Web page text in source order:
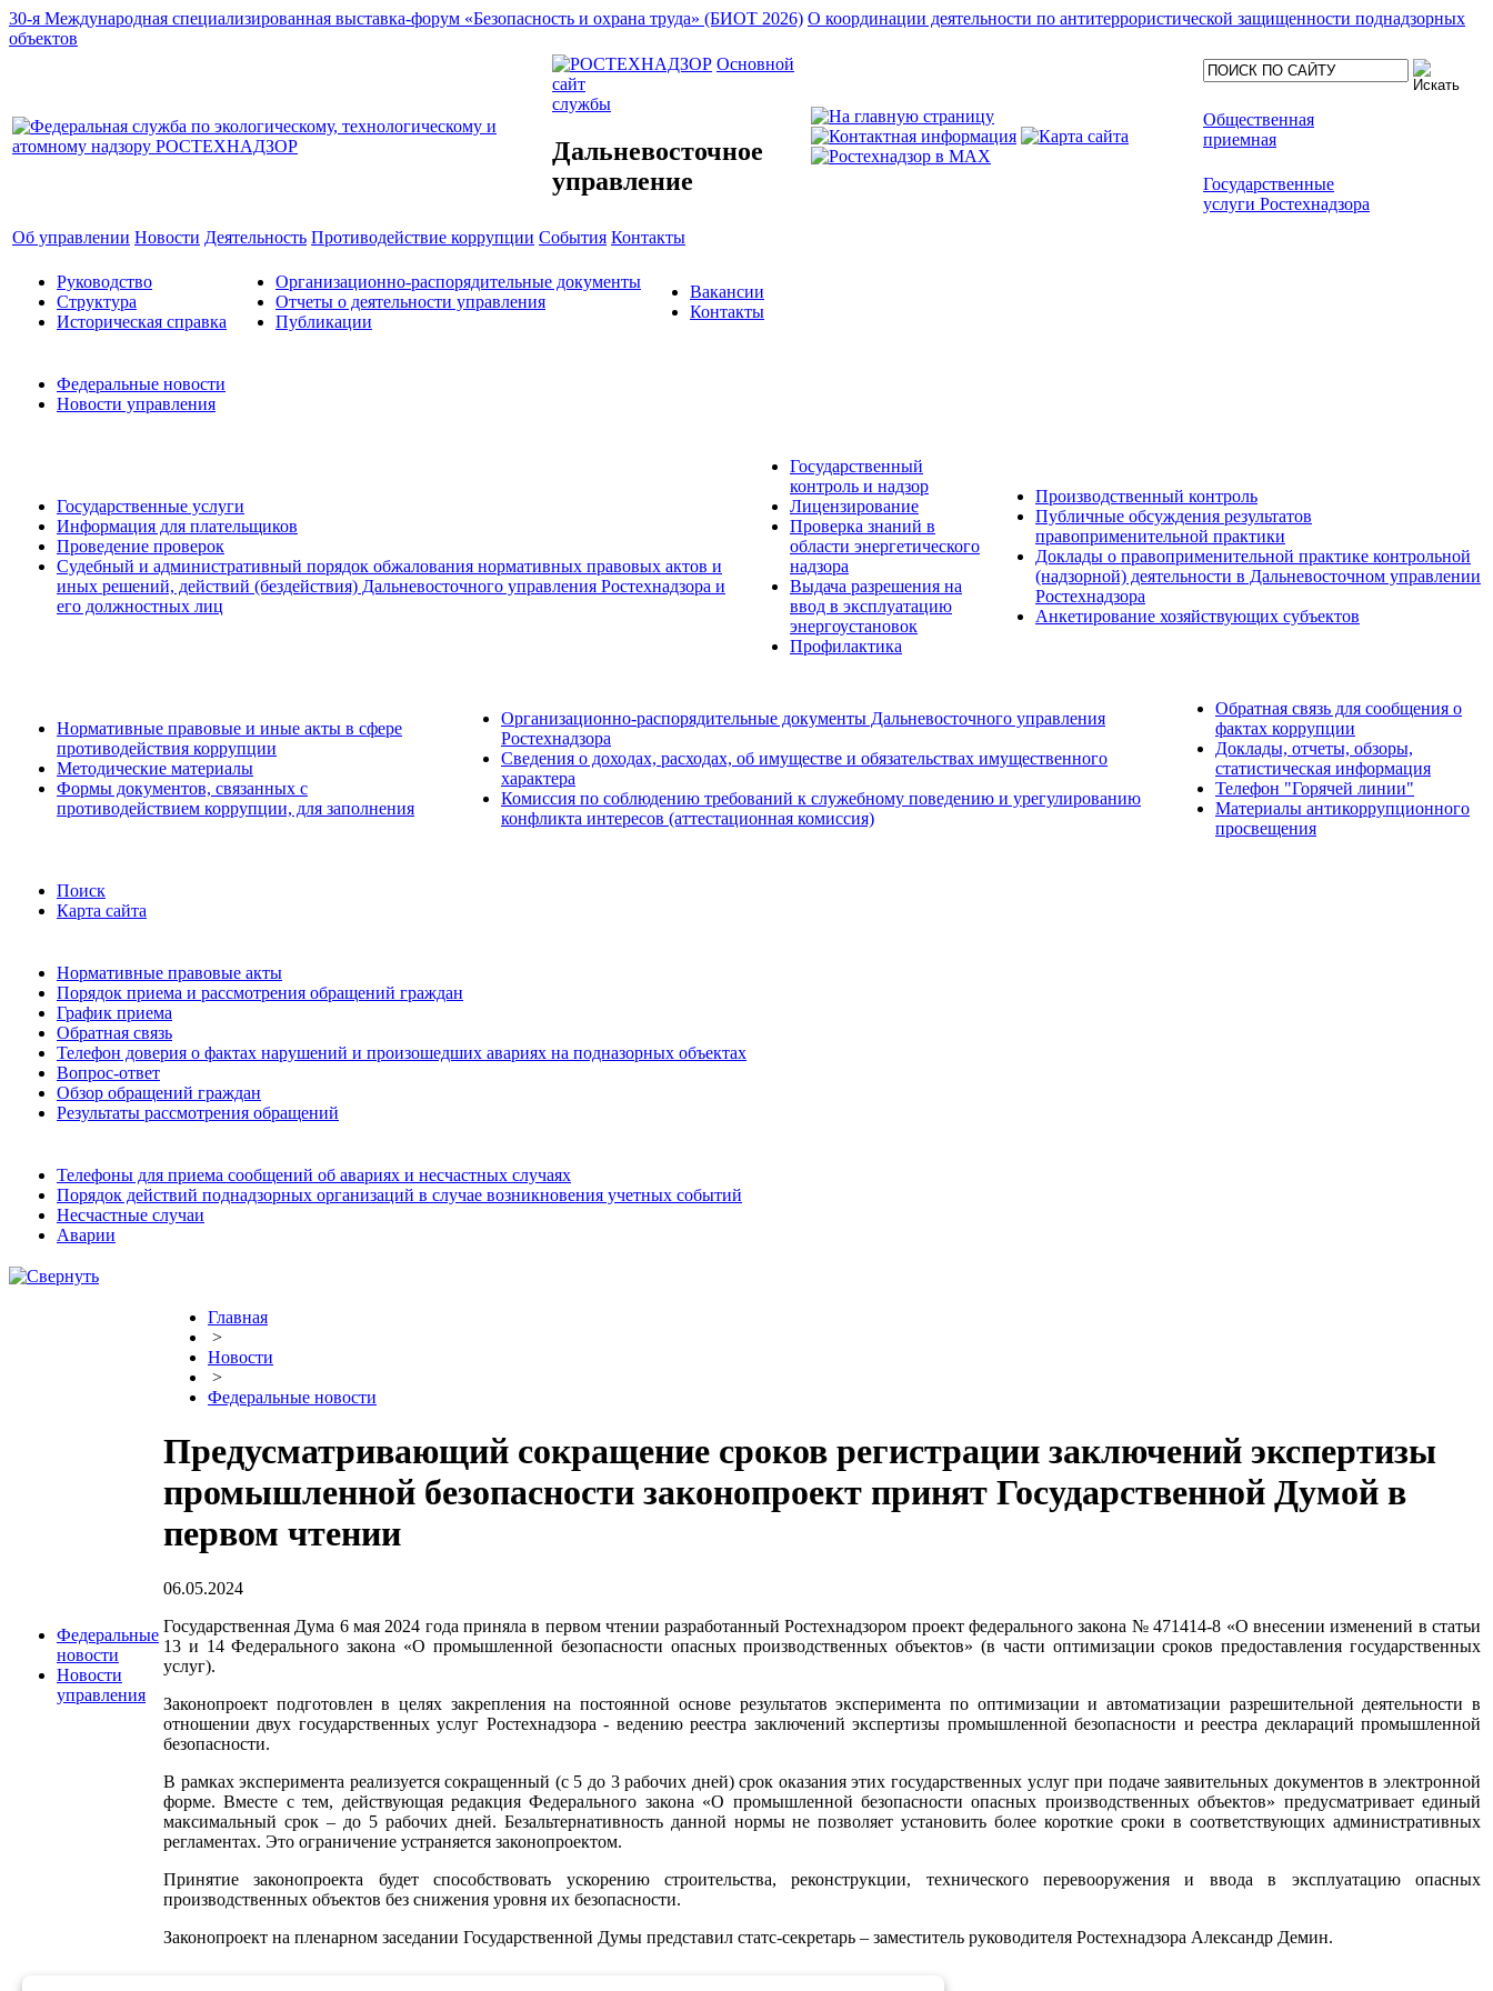
30-я Международная специализированная выставка-форум «Безопасность и охрана труда» (БИОТ 2026) О координации деятельности по антитеррористической защищенности поднадзорных
объектов
Основной
сайт
службы
Дальневосточное
управление
Общественная
приемная
Государственные
услуги Ростехнадзора
Об управлении Новости Деятельность Противодействие коррупции События Контакты
Руководство
Структура
Историческая справка
Организационно-распорядительные документы
Отчеты о деятельности управления
Публикации
Вакансии
Контакты
Федеральные новости
Новости управления
Государственные услуги
Информация для плательщиков
Проведение проверок
Судебный и административный порядок обжалования нормативных правовых актов и
иных решений, действий (бездействия) Дальневосточного управления Ростехнадзора и
его должностных лиц
Государственный
контроль и надзор
Лицензирование
Проверка знаний в
области энергетического
надзора
Выдача разрешения на
ввод в эксплуатацию
энергоустановок
Профилактика
Производственный контроль
Публичные обсуждения результатов
правоприменительной практики
Доклады о правоприменительной практике контрольной
(надзорной) деятельности в Дальневосточном управлении
Ростехнадзора
Анкетирование хозяйствующих субъектов
Нормативные правовые и иные акты в сфере
противодействия коррупции
Методические материалы
Формы документов, связанных с
противодействием коррупции, для заполнения
Организационно-распорядительные документы Дальневосточного управления
Ростехнадзора
Сведения о доходах, расходах, об имуществе и обязательствах имущественного
характера
Комиссия по соблюдению требований к служебному поведению и урегулированию
конфликта интересов (аттестационная комиссия)
Обратная связь для сообщения о
фактах коррупции
Доклады, отчеты, обзоры,
статистическая информация
Телефон "Горячей линии"
Материалы антикоррупционного
просвещения
Поиск
Карта сайта
Нормативные правовые акты
Порядок приема и рассмотрения обращений граждан
График приема
Обратная связь
Телефон доверия о фактах нарушений и произошедших авариях на подназорных объектах
Вопрос-ответ
Обзор обращений граждан
Результаты рассмотрения обращений
Телефоны для приема сообщений об авариях и несчастных случаях
Порядок действий поднадзорных организаций в случае возникновения учетных событий
Несчастные случаи
Аварии
Федеральные
новости
Новости
управления
Главная
>
Новости
>
Федеральные новости
Предусматривающий сокращение сроков регистрации заключений экспертизы
промышленной безопасности законопроект принят Государственной Думой в
первом чтении
06.05.2024
Государственная Дума 6 мая 2024 года приняла в первом чтении разработанный Ростехнадзором проект федерального закона № 471414-8 «О внесении изменений в статьи
13 и 14 Федерального закона «О промышленной безопасности опасных производственных объектов» (в части оптимизации сроков предоставления государственных
услуг).
Законопроект подготовлен в целях закрепления на постоянной основе результатов эксперимента по оптимизации и автоматизации разрешительной деятельности в
отношении двух государственных услуг Ростехнадзора - ведению реестра заключений экспертизы промышленной безопасности и реестра деклараций промышленной
безопасности.
В рамках эксперимента реализуется сокращенный (с 5 до 3 рабочих дней) срок оказания этих государственных услуг при подаче заявительных документов в электронной
форме. Вместе с тем, действующая редакция Федерального закона «О промышленной безопасности опасных производственных объектов» предусматривает единый
максимальный срок – до 5 рабочих дней. Безальтернативность данной нормы не позволяет установить более короткие сроки в соответствующих административных
регламентах. Это ограничение устраняется законопроектом.
Принятие законопроекта будет способствовать ускорению строительства, реконструкции, технического перевооружения и ввода в эксплуатацию опасных
производственных объектов без снижения уровня их безопасности.
Законопроект на пленарном заседании Государственной Думы представил статс-секретарь – заместитель руководителя Ростехнадзора Александр Демин.